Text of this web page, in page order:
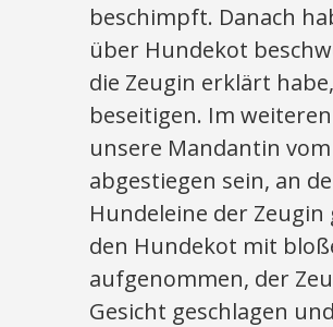
beschimpft. Danach
über Hundekot
die Zeugin erklärt
beseitigen. Im
unsere Mandantin
abgestiegen sein, an
Hundeleine der Zeugin
den Hundekot mit
aufgenommen, der
Gesicht geschlagen